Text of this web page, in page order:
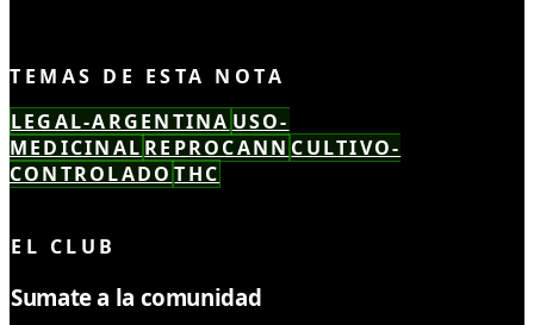
TEMAS DE ESTA NOTA
LEGAL-ARGENTINA USO-
MEDICINAL REPROCANN CULTIVO-
CONTROLADO THC
EL CLUB
Sumate a la comunidad